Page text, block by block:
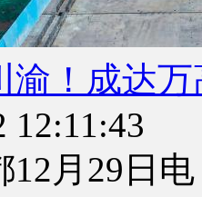
渝！成达
12:11:43
12月29日